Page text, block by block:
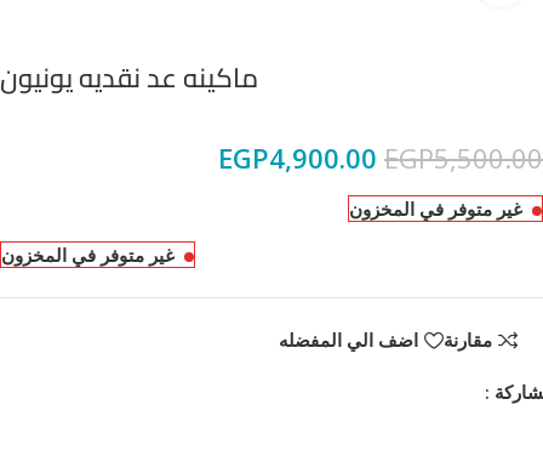
ماكينه عد نقديه يونيون
EGP5,500.00
EGP4,900.00
غير متوفر في المخزون
غير متوفر في المخزون
مقارنة اضف الي المفضله
: